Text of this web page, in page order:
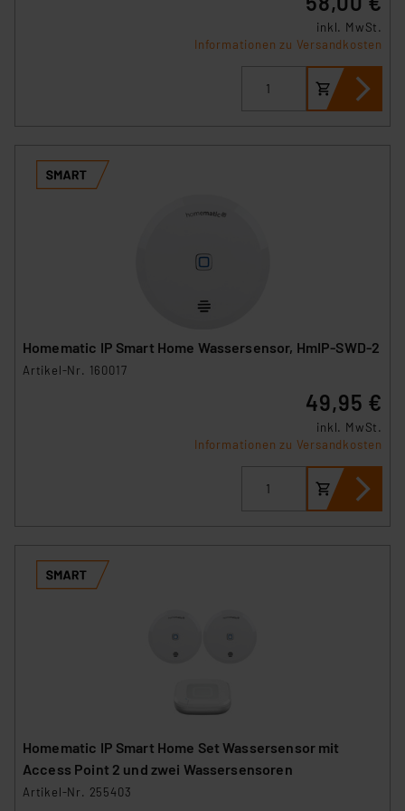
Datenschutz nach EU-Standards eingestuft wird. So
besteht etwa das Risiko, dass US-Behörden
Überwachungsprogrammen verarbeiten, ohne dass
hiergegen Klagemöglichkeiten für Europäer bestehen.
Europäischen Kommission sowie einer eigenen
Beurteilung der mit der Datenübermittlung,
insbesondere der Art der übermittelten Daten,
Datenschutzerklärung
inkl. MwSt.
Informationen zu Versandkosten
Homematic IP Smart Home Wassersensor, HmIP-SWD-2
Artikel-Nr. 160017
49,95 €
inkl. MwSt.
Informationen zu Versandkosten
Homematic IP Smart Home Set Wassersensor mit
Access Point 2 und zwei Wassersensoren
Artikel-Nr. 255403